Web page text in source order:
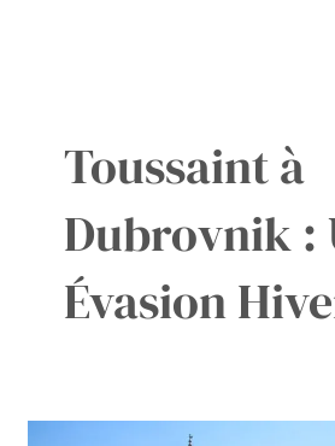
Toussaint à
Dubrovnik :
Évasion